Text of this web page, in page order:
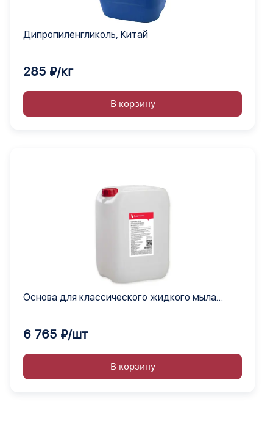
Дипропиленгликоль, Китай
285 ₽/кг
В корзину
Основа для классического жидкого мыла
6 765 ₽/шт
В корзину